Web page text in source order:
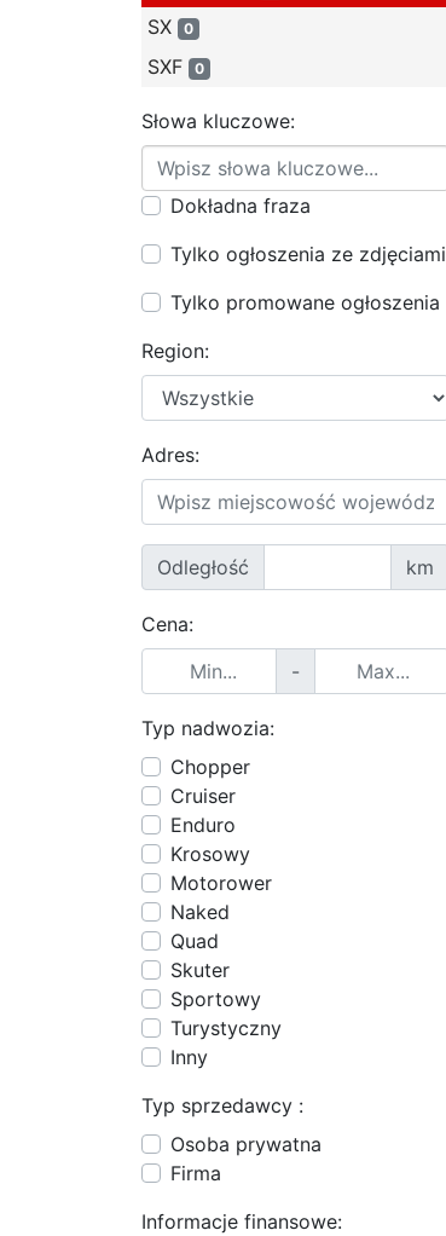
SX 0
SXF 0
Słowa kluczowe:
Dokładna fraza
Tylko ogłoszenia ze zdjęciami
Tylko promowane ogłoszenia
Region:
Adres:
Odległość km
Cena:
-
Typ nadwozia:
Chopper
Cruiser
Enduro
Krosowy
Motorower
Naked
Quad
Skuter
Sportowy
Turystyczny
Inny
Typ sprzedawcy :
Osoba prywatna
Firma
Informacje finansowe: